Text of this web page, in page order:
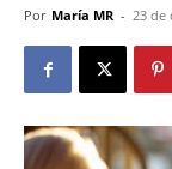
Por María MR - 23 de